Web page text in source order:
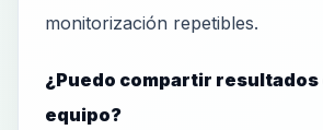
monitorización repetibles.
¿Puedo compartir resultados
equipo?